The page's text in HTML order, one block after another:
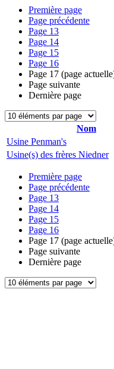
Première page
Page précédente
Page 13
Page 14
Page 15
Page 16
Page 17 (page
Page suivante
Dernière page
Nom
Usine Penman's
Usine(s) des frères Niedner
Première page
Page précédente
Page 13
Page 14
Page 15
Page 16
Page 17 (page
Page suivante
Dernière page